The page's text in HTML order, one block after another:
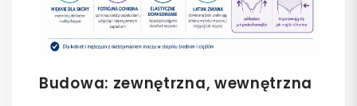
Budowa: zewnętrzna, wewnętrzna